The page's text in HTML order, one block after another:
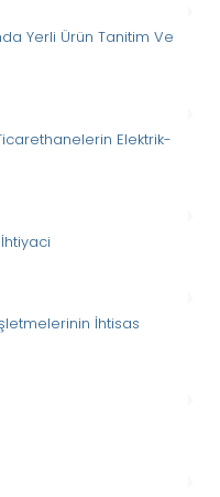
Yerli Ürün Tanitim Ve
Elektrik-
İhtisas